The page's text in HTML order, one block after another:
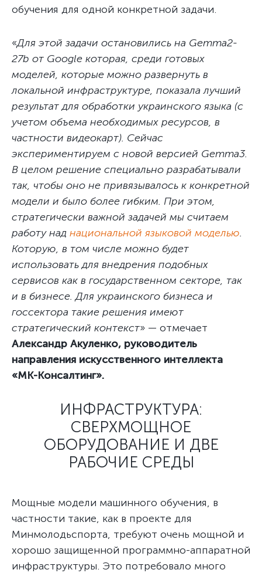
обучения для одной конкретной задачи.
«Для этой задачи остановились на Gemma2-
27b от Google которая, среди готовых
моделей, которые можно развернуть в
локальной инфраструктуре, показала лучший
результат для обработки украинского языка (с
учетом объема необходимых ресурсов, в
частности видеокарт). Сейчас
экспериментируем с новой версией Gemma3.
В целом решение специально разрабатывали
так, чтобы оно не привязывалось к конкретной
модели и было более гибким. При этом,
стратегически важной задачей мы считаем
работу над национальной языковой моделью.
Которую, в том числе можно будет
использовать для внедрения подобных
сервисов как в государственном секторе, так
и в бизнесе. Для украинского бизнеса и
госсектора такие решения имеют
стратегический контекст» — отмечает
Александр Акуленко, руководитель
направления искусственного интеллекта
«MK-Консалтинг».
ИНФРАСТРУКТУРА:
СВЕРХМОЩНОЕ
ОБОРУДОВАНИЕ И ДВЕ
РАБОЧИЕ СРЕДЫ
Мощные модели машинного обучения, в
частности такие, как в проекте для
Минмолодьспорта, требуют очень мощной и
хорошо защищенной программно-аппаратной
инфраструктуры. Это потребовало много